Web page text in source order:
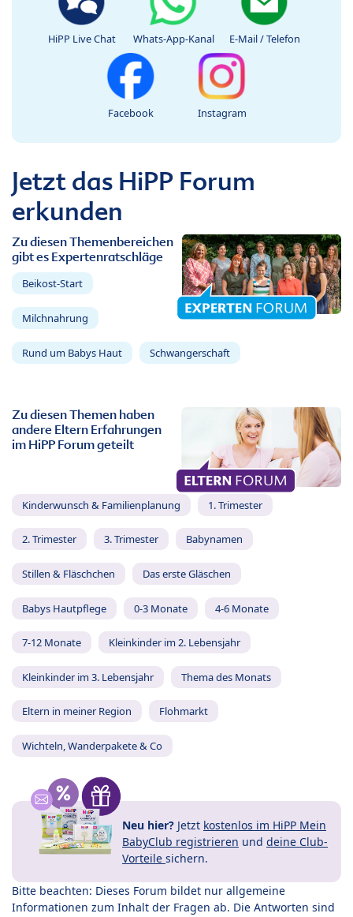
HiPP Live Chat Whats-App-Kanal E-Mail / Telefon
Facebook Instagram
Jetzt das HiPP Forum
erkunden
Zu diesen Themenbereichen
gibt es Expertenratschläge
Beikost-Start
Milchnahrung
Rund um Babys Haut Schwangerschaft
Zu diesen Themen haben
andere Eltern Erfahrungen
im HiPP Forum geteilt
Kinderwunsch & Familienplanung 1. Trimester
2. Trimester 3. Trimester Babynamen
Stillen & Fläschchen Das erste Gläschen
Babys Hautpflege 0-3 Monate 4-6 Monate
7-12 Monate Kleinkinder im 2. Lebensjahr
Kleinkinder im 3. Lebensjahr Thema des Monats
Eltern in meiner Region Flohmarkt
Wichteln, Wanderpakete & Co
Neu hier? Jetzt kostenlos im HiPP Mein
BabyClub registrieren und deine Club-
Vorteile sichern.
Bitte beachten: Dieses Forum bildet nur allgemeine
Informationen zum Inhalt der Fragen ab. Die Antworten sind